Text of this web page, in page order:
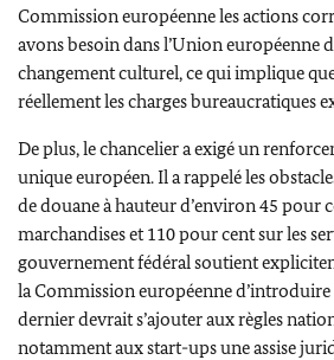
Commission européenne les actions
avons besoin dans l’Union européenne
changement culturel, ce qui implique
réellement les charges bureaucratiques
De plus, le chancelier a exigé un
unique européen. Il a rappelé les
de douane à hauteur d’environ 45 pour
marchandises et 110 pour cent sur les
gouvernement fédéral soutient
la Commission européenne d’introduire
dernier devrait s’ajouter aux règles
notamment aux start-ups une assise